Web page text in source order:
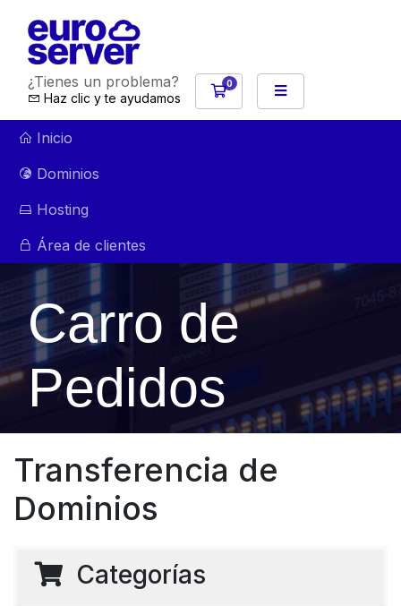
¿Tienes un problema?
Haz clic y te ayudamos
0
Carro de Pedidos
Inicio
Dominios
Hosting
Área de clientes
Carro de
Pedidos
Transferencia de
Dominios
Categorías